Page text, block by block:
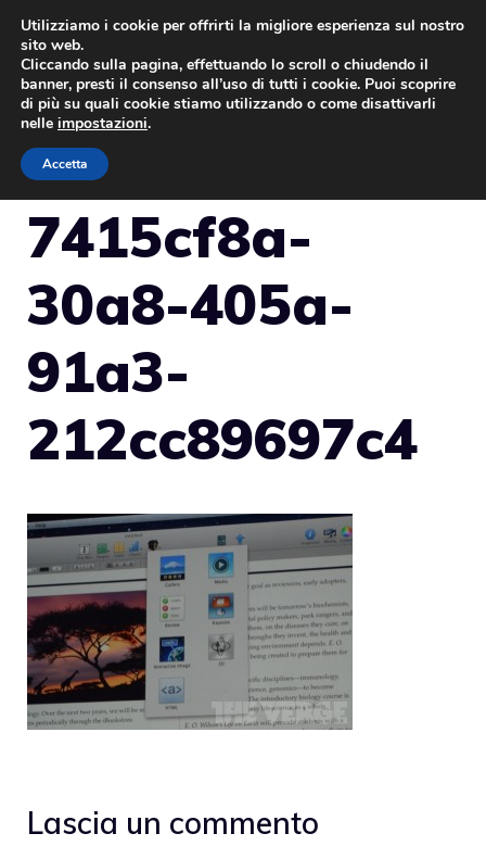
Vai
contenuto
7415cf8a-
30a8-405a-
91a3-
212cc89697c4
Lascia un commento
Utilizziamo i cookie per offrirti la migliore esperienza sul nostro
sito web.
Cliccando sulla pagina, effettuando lo scroll o chiudendo il
banner, presti il consenso all’uso di tutti i cookie. Puoi scoprire
di più su quali cookie stiamo utilizzando o come disattivarli
nelle impostazioni.
Accetta